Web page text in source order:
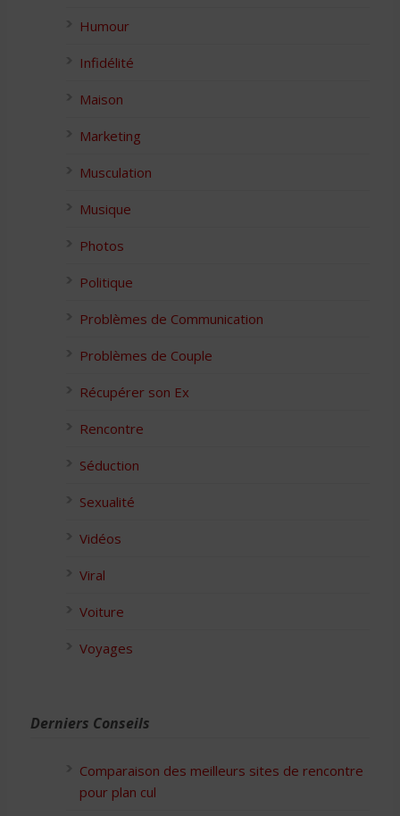
Humour
Infidélité
Maison
Marketing
Musculation
Musique
Photos
Politique
Problèmes de Communication
Problèmes de Couple
Récupérer son Ex
Rencontre
Séduction
Sexualité
Vidéos
Viral
Voiture
Voyages
Derniers Conseils
Comparaison des meilleurs sites de rencontre
pour plan cul